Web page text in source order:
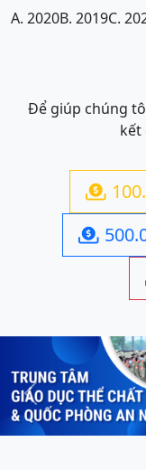
A. 2020B. 2019C.
Để giúp chúng
kết


Previous